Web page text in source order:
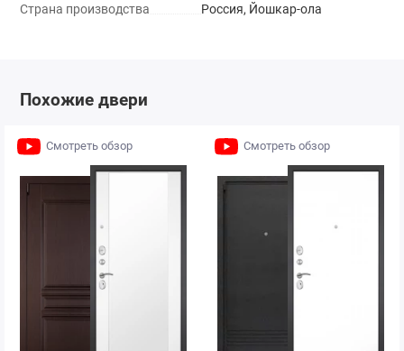
Страна производства
Россия, Йошкар-ола
Похожие двери
Смотреть обзор Смотреть обзор